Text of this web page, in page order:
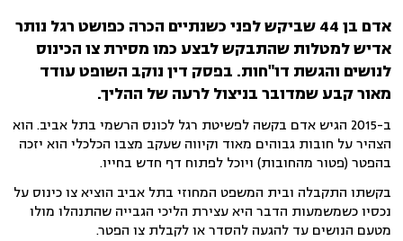
אדם בן 44 שביקש לפני כשנתיים הכרה כפושט רגל נותר
אדיש למטלות שהתבקש לבצע כמו מסירת צו הכינוס
לנושים והגשת דו"חות. בפסק דין נוקב השופט עודד
מאור קבע שמדובר בניצול לרעה של ההליך.
ב-2015 הגיש אדם בקשה לפשיטת רגל לכונס הרשמי בתל אביב. הוא
הצהיר על חובות גבוהים מאוד וקיווה שעקב מצבו הכלכלי הוא יזכה
בהפטר (פטור מהחובות) ויוכל לפתוח דף חדש בחייו.
בקשתו התקבלה ובית המשפט המחוזי בתל אביב הוציא צו כינוס על
נכסיו כשמשמעות הדבר היא עצירת הליכי הגבייה שהתנהלו מולו
מטעם הנושים עד להגעה להסדר או לקבלת צו הפטר.